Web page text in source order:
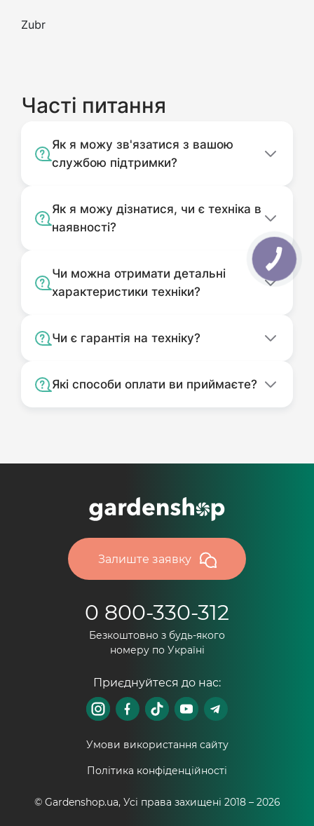
Zubr
Часті питання
Як я можу зв'язатися з вашою
службою підтримки?
Як я можу дізнатися, чи є техніка в
наявності?
Чи можна отримати детальні
характеристики техніки?
Чи є гарантія на техніку?
Які способи оплати ви приймаєте?
Залиште заявку
0 800-330-312
Безкоштовно з будь-якого
номеру по Україні
Приєднуйтеся до нас:
Умови використання сайту
Політика конфіденційності
© Gardenshop.ua, Усі права захищені 2018 – 2026